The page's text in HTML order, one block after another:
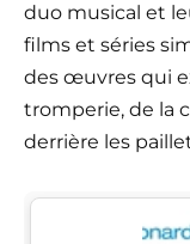
duo musical et
films et séries
des œuvres qui
tromperie, de la
derrière les